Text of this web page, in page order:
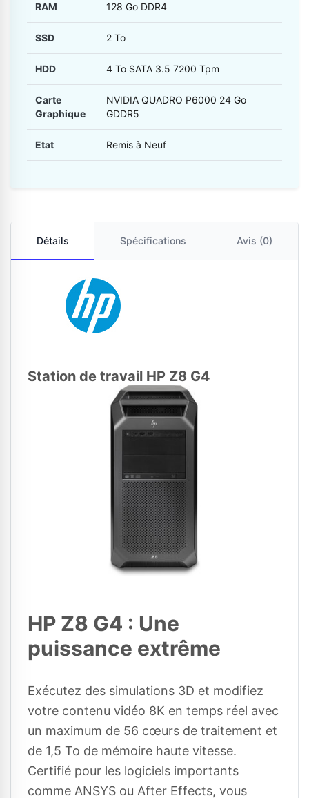
RAM 128 Go DDR4
SSD 2 To
HDD 4 To SATA 3.5 7200 Tpm
Carte
Graphique
NVIDIA QUADRO P6000 24 Go
GDDR5
Etat Remis à Neuf
Détails Spécifications Avis (0)
Station de travail HP Z8 G4
HP Z8 G4 : Une
puissance extrême
Exécutez des simulations 3D et modifiez
votre contenu vidéo 8K en temps réel avec
un maximum de 56 cœurs de traitement et
de 1,5 To de mémoire haute vitesse.
Certifié pour les logiciels importants
comme ANSYS ou After Effects, vous